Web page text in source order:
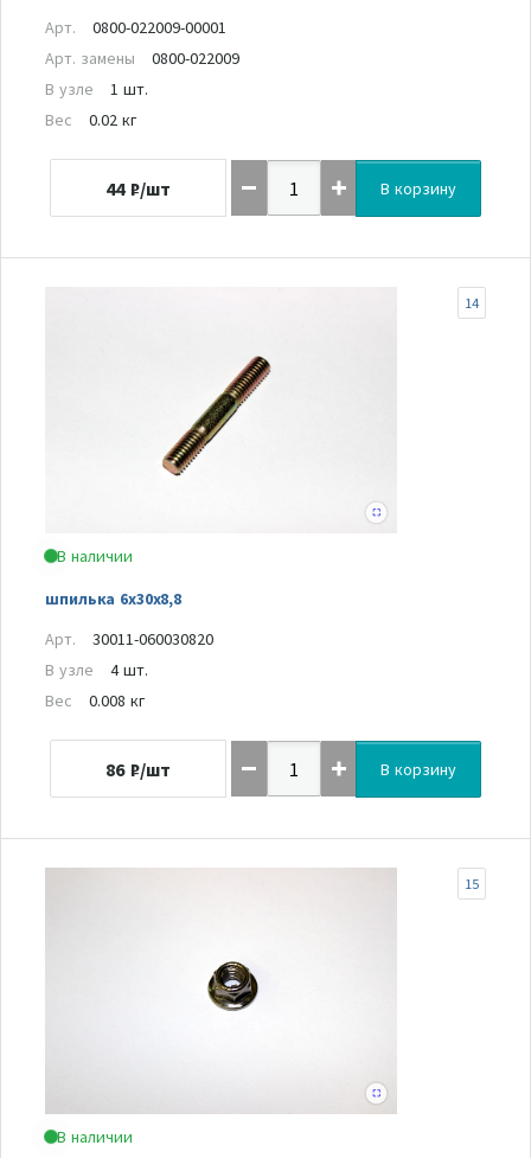
Арт.
0800-022009-00001
Арт. замены
0800-022009
В узле
1 шт.
Вес
0.02 кг
44 ₽/шт В корзину
В наличии
шпилька 6х30х8,8
14
Арт.
30011-060030820
В узле
4 шт.
Вес
0.008 кг
86 ₽/шт В корзину
В наличии
15